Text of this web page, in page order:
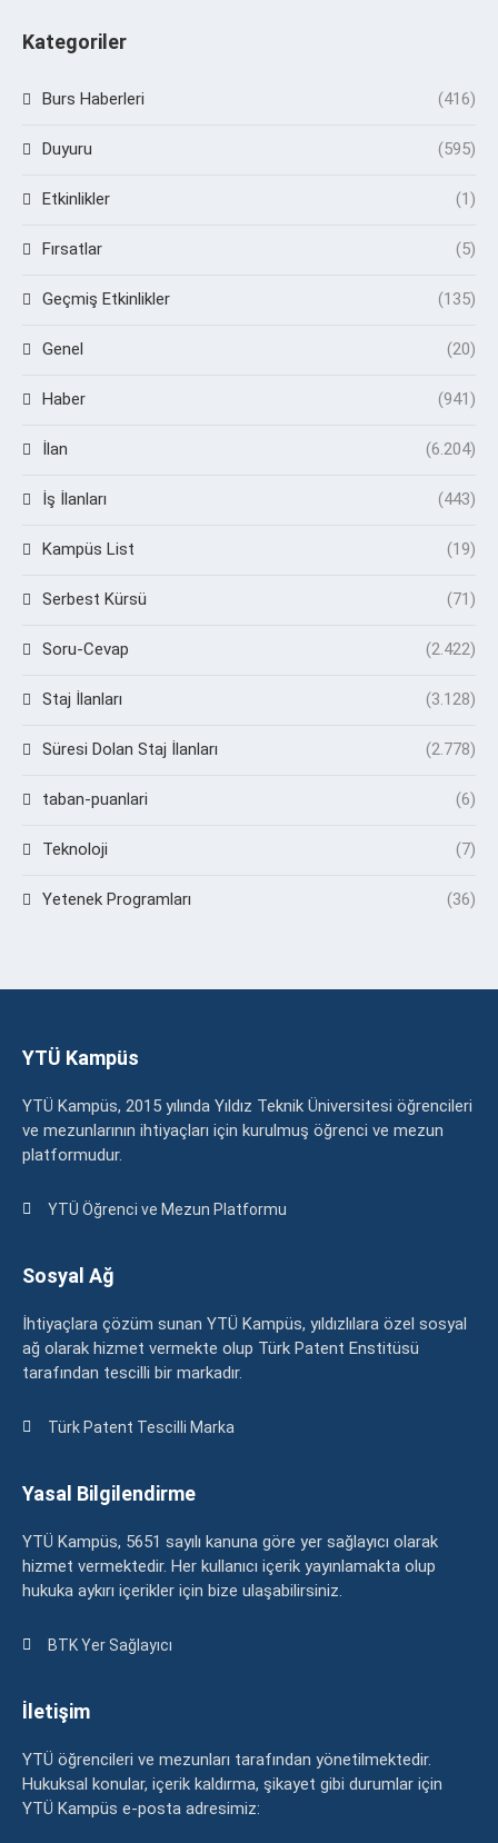
Kategoriler
Burs Haberleri (416)
Duyuru (595)
Etkinlikler (1)
Fırsatlar (5)
Geçmiş Etkinlikler (135)
Genel (20)
Haber (941)
İlan (6.204)
İş İlanları (443)
Kampüs List (19)
Serbest Kürsü (71)
Soru-Cevap (2.422)
Staj İlanları (3.128)
Süresi Dolan Staj İlanları (2.778)
taban-puanlari (6)
Teknoloji (7)
Yetenek Programları (36)
YTÜ Kampüs
YTÜ Kampüs, 2015 yılında Yıldız Teknik Üniversitesi öğrencileri
ve mezunlarının ihtiyaçları için kurulmuş öğrenci ve mezun
platformudur.
YTÜ Öğrenci ve Mezun Platformu
Sosyal Ağ
İhtiyaçlara çözüm sunan YTÜ Kampüs, yıldızlılara özel sosyal
ağ olarak hizmet vermekte olup Türk Patent Enstitüsü
tarafından tescilli bir markadır.
Türk Patent Tescilli Marka
Yasal Bilgilendirme
YTÜ Kampüs, 5651 sayılı kanuna göre yer sağlayıcı olarak
hizmet vermektedir. Her kullanıcı içerik yayınlamakta olup
hukuka aykırı içerikler için bize ulaşabilirsiniz.
BTK Yer Sağlayıcı
İletişim
YTÜ öğrencileri ve mezunları tarafından yönetilmektedir.
Hukuksal konular, içerik kaldırma, şikayet gibi durumlar için
YTÜ Kampüs e-posta adresimiz: